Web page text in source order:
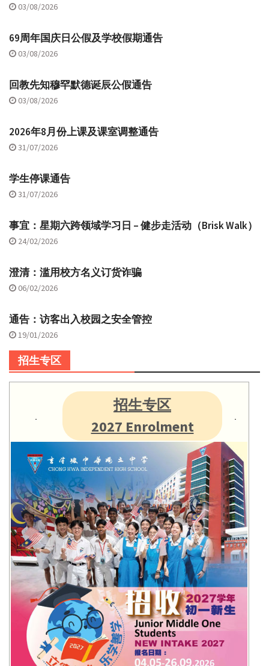
03/08/2026
69周年国庆日公假及学校假期通告
03/08/2026
回教先知穆罕默德诞辰公假通告
03/08/2026
2026年8月份上课及课室调整通告
31/07/2026
学生停课通告
31/07/2026
事宜：星期六跨领域学习日 – 健步走活动（Brisk Walk）
24/02/2026
澄清：滥用校方名义订货诈骗
06/02/2026
通告：访客出入校园之安全管控
19/01/2026
招生专区
招生专区
2027 Enrolment